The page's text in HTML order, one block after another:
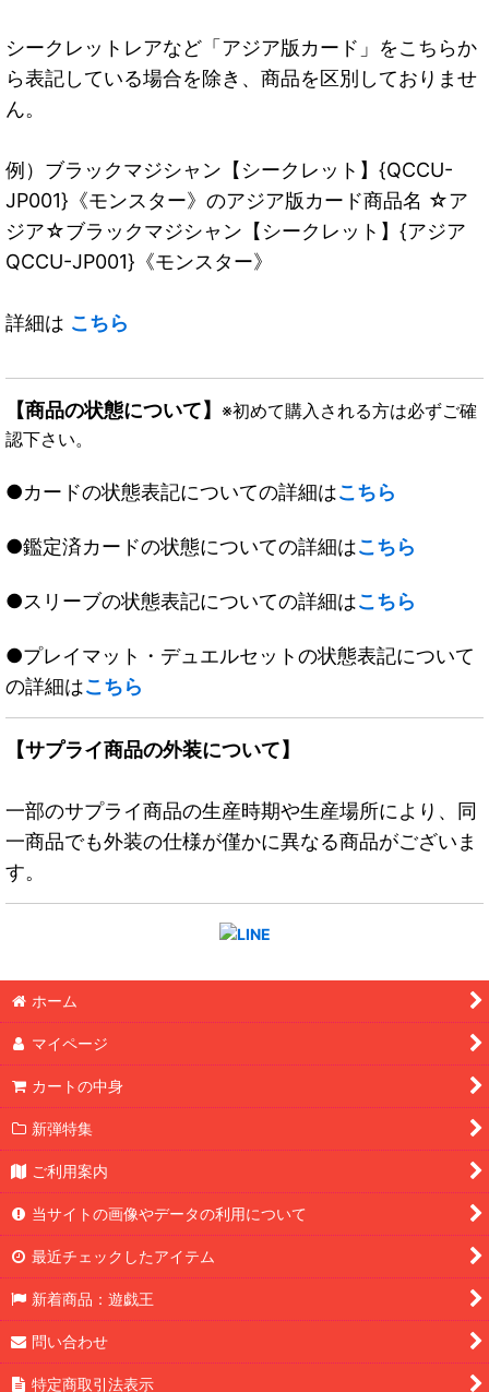
シークレットレアなど「アジア版カード」をこちらか
ら表記している場合を除き、商品を区別しておりませ
ん。
例）ブラックマジシャン【シークレット】{QCCU-
JP001}《モンスター》のアジア版カード商品名 ☆ア
ジア☆ブラックマジシャン【シークレット】{アジア
QCCU-JP001}《モンスター》
詳細は こちら
【商品の状態について】 ※初めて購入される方は必ずご確
認下さい。
●カードの状態表記についての詳細はこちら
●鑑定済カードの状態についての詳細はこちら
●スリーブの状態表記についての詳細はこちら
●プレイマット・デュエルセットの状態表記について
の詳細はこちら
【サプライ商品の外装について】
一部のサプライ商品の生産時期や生産場所により、同
一商品でも外装の仕様が僅かに異なる商品がございま
す。
ホーム
マイページ
カートの中身
新弾特集
ご利用案内
当サイトの画像やデータの利用について
最近チェックしたアイテム
新着商品：遊戯王
問い合わせ
特定商取引法表示